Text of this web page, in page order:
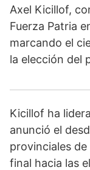
Axel Kicillof,
Fuerza Patria
marcando el
la elección del
Kicillof ha
anunció el
provinciales
final hacia las